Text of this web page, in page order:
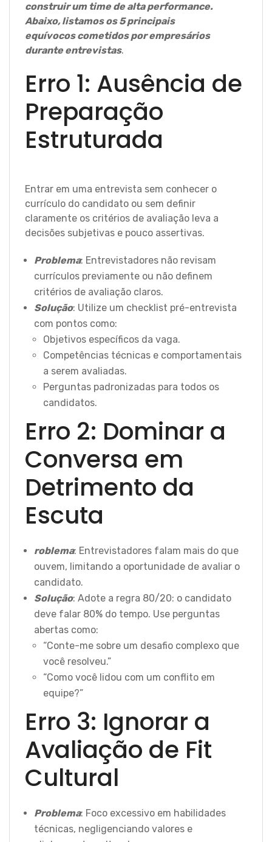
construir um time de alta performance.
Abaixo, listamos os 5 principais
equívocos cometidos por empresários
durante entrevistas.
Erro 1: Ausência de
Preparação
Estruturada
Entrar em uma entrevista sem conhecer o
currículo do candidato ou sem definir
claramente os critérios de avaliação leva a
decisões subjetivas e pouco assertivas.
Problema: Entrevistadores não revisam
currículos previamente ou não definem
critérios de avaliação claros.
Solução: Utilize um checklist pré-entrevista
com pontos como:
Objetivos específicos da vaga.
Competências técnicas e comportamentais
a serem avaliadas.
Perguntas padronizadas para todos os
candidatos.
Erro 2: Dominar a
Conversa em
Detrimento da
Escuta
roblema: Entrevistadores falam mais do que
ouvem, limitando a oportunidade de avaliar o
candidato.
Solução: Adote a regra 80/20: o candidato
deve falar 80% do tempo. Use perguntas
abertas como:
“Conte-me sobre um desafio complexo que
você resolveu.”
“Como você lidou com um conflito em
equipe?”
Erro 3: Ignorar a
Avaliação de Fit
Cultural
Problema: Foco excessivo em habilidades
técnicas, negligenciando valores e